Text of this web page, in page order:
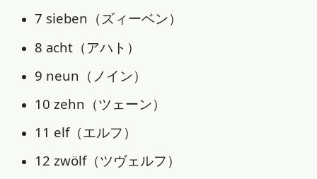
7 sieben（ズィーベン）
8 acht（アハト）
9 neun（ノイン）
10 zehn（ツェーン）
11 elf（エルフ）
12 zwölf（ツヴェルフ）